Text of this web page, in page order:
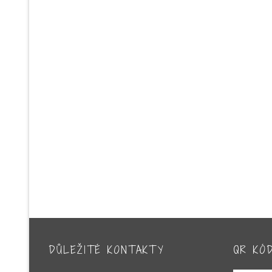
DŮLEŽITÉ KONTAKTY QR KÓD